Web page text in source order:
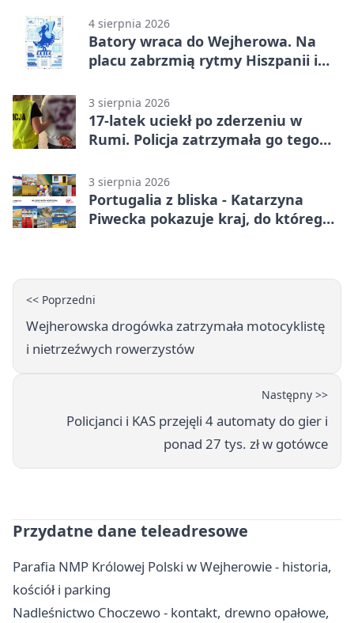
4 sierpnia 2026
Batory wraca do Wejherowa. Na
placu zabrzmią rytmy Hiszpanii i
3 sierpnia 2026
17-latek uciekł po zderzeniu w
Rumi. Policja zatrzymała go tego
3 sierpnia 2026
Portugalia z bliska - Katarzyna
Piwecka pokazuje kraj, do którego
<< Poprzedni
Wejherowska drogówka zatrzymała motocyklistę
i nietrzeźwych rowerzystów
Następny >>
Policjanci i KAS przejęli 4 automaty do gier i
ponad 27 tys. zł w gotówce
Przydatne dane teleadresowe
Parafia NMP Królowej Polski w Wejherowie - historia,
kościół i parking
Nadleśnictwo Choczewo - kontakt, drewno opałowe,